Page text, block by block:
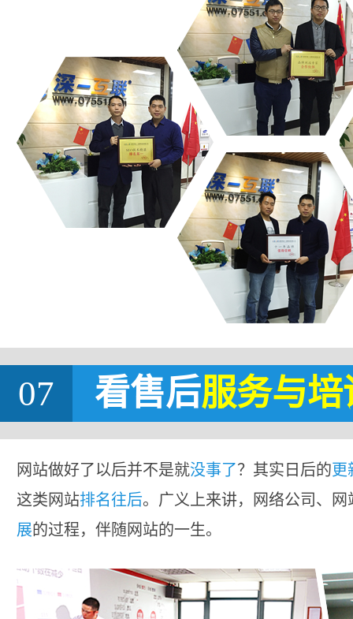
07 看售后服务与培
网站做好了以后并不是就没事了？其实日后的更
这类网站排名往后。广义上来讲，网络公司、
展的过程，伴随网站的一生。